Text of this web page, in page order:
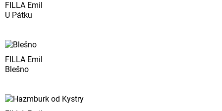
FILLA Emil
U Pátku
FILLA Emil
Blešno